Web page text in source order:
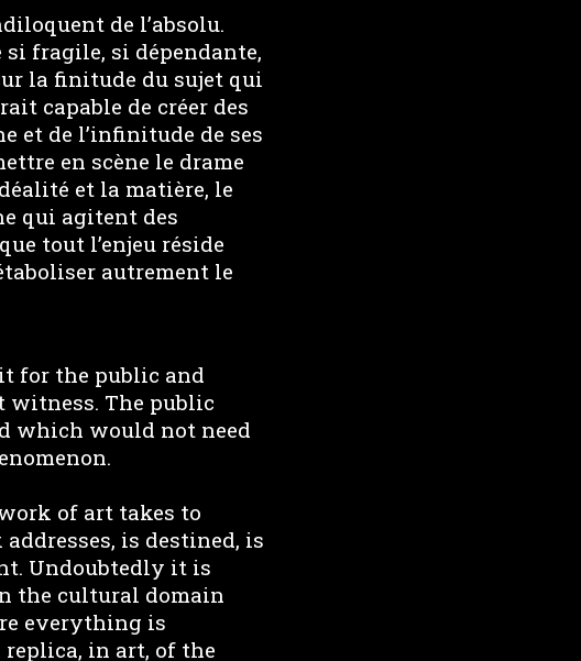
de l’absolu.
si fragile, si dépendante,
la finitude du sujet qui
capable de créer des
et de l’infinitude de ses
en scène le drame
et la matière, le
qui agitent des
tout l’enjeu réside
autrement le
for the public and
The public
which would not need
of art takes to
is destined, is
Undoubtedly it is
the cultural domain
everything is
in art, of the